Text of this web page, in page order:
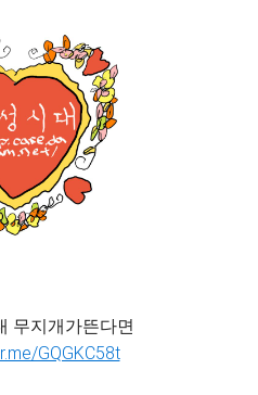
무지개가뜬다면
GQGKC58t